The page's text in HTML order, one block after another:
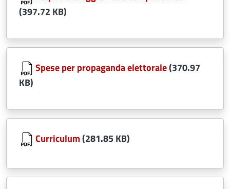
(397.72 KB)
Document
Spese per propaganda elettorale(370.97
KB)
Document
Curriculum(281.85 KB)
Document